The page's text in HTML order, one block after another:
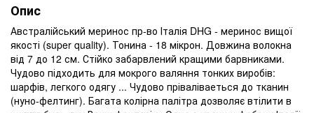
Опис
Австралійський меринос пр-во Італія DHG - меринос вищої
якості (super quality). Тонина - 18 мікрон. Довжина волокна
від 7 до 12 см. Стійко забарвлений кращими барвниками.
Чудово підходить для мокрого валяння тонких виробів:
шарфів, легкого одягу ... Чудово пріваліваеться до тканин
(нуно-фелтинг). Багата колірна палітра дозволяє втілити в